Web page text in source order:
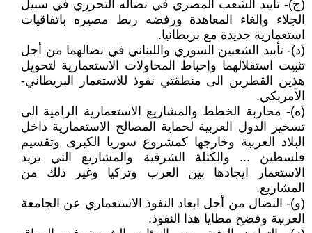
(ج)- تأييد الشعب المصري في نضاله التحرري في سبيل
الجلاء وإلغاء المعاهدة ورفضه ربط مصيره باتفاقيات
استعمارية جديدة مع بريطانيا.
(د)- تأييد الشعبين السوري واللبناني في نضالهما من أجل
تثبيت استقلالهما وإحباط المحاولات الاستعمارية لتحويل
هذين القطرين الى منطقتي نفوذ للاستعمار البريطاني-
الأمريكي.
(ه)- محاربة الخطط والمشاريع الاستعمارية الرامية الى
تسخير الدول العربية لحماية المصالح الاستعمارية داخل
البلاد العربية وخارجها كمشروع سوريا الكبرى وتقسيم
فلسطين ... والكتلة الشرقية والمشاريع التي يريد
الاستعمار ايجادها بين العرب وتركيا وغير ذلك من
المشاريع.
(و)- النضال من أجل ابعاد النفوذ الاستعماري عن الجامعة
العربية وفضح مطايا هذا النفوذ.